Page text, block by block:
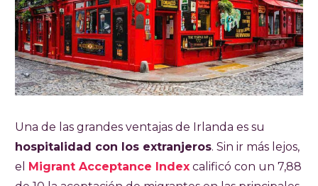
Una de las grandes ventajas de Irlanda es su
hospitalidad con los extranjeros. Sin ir más lejos,
el Migrant Acceptance Index calificó con un 7,88